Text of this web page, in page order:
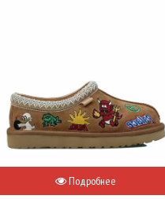
Подробнее